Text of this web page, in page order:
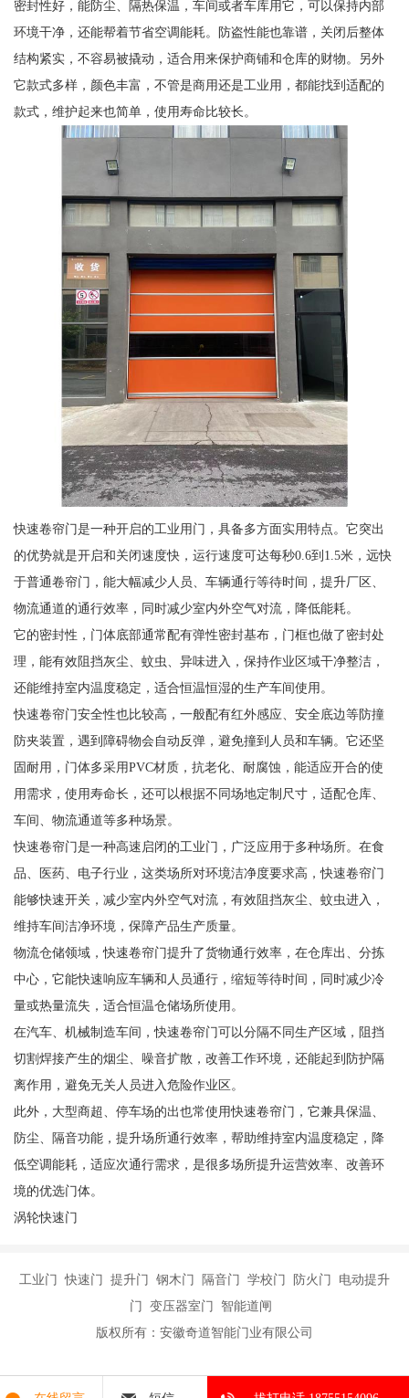
密封性好，能防尘、隔热保温，车间或者车库用它，可以保持内部
环境干净，还能帮着节省空调能耗。防盗性能也靠谱，关闭后整体
结构紧实，不容易被撬动，适合用来保护商铺和仓库的财物。另外
它款式多样，颜色丰富，不管是商用还是工业用，都能找到适配的
款式，维护起来也简单，使用寿命比较长。
快速卷帘门是一种开启的工业用门，具备多方面实用特点。它突出
的优势就是开启和关闭速度快，运行速度可达每秒0.6到1.5米，远快
于普通卷帘门，能大幅减少人员、车辆通行等待时间，提升厂区、
物流通道的通行效率，同时减少室内外空气对流，降低能耗。
它的密封性，门体底部通常配有弹性密封基布，门框也做了密封处
理，能有效阻挡灰尘、蚊虫、异味进入，保持作业区域干净整洁，
还能维持室内温度稳定，适合恒温恒湿的生产车间使用。
快速卷帘门安全性也比较高，一般配有红外感应、安全底边等防撞
防夹装置，遇到障碍物会自动反弹，避免撞到人员和车辆。它还坚
固耐用，门体多采用PVC材质，抗老化、耐腐蚀，能适应开合的使
用需求，使用寿命长，还可以根据不同场地定制尺寸，适配仓库、
车间、物流通道等多种场景。
快速卷帘门是一种高速启闭的工业门，广泛应用于多种场所。在食
品、医药、电子行业，这类场所对环境洁净度要求高，快速卷帘门
能够快速开关，减少室内外空气对流，有效阻挡灰尘、蚊虫进入，
维持车间洁净环境，保障产品生产质量。
物流仓储领域，快速卷帘门提升了货物通行效率，在仓库出、分拣
中心，它能快速响应车辆和人员通行，缩短等待时间，同时减少冷
量或热量流失，适合恒温仓储场所使用。
在汽车、机械制造车间，快速卷帘门可以分隔不同生产区域，阻挡
切割焊接产生的烟尘、噪音扩散，改善工作环境，还能起到防护隔
离作用，避免无关人员进入危险作业区。
此外，大型商超、停车场的出也常使用快速卷帘门，它兼具保温、
防尘、隔音功能，提升场所通行效率，帮助维持室内温度稳定，降
低空调能耗，适应次通行需求，是很多场所提升运营效率、改善环
境的优选门体。
涡轮快速门
工业门 快速门 提升门 钢木门 隔音门 学校门 防火门 电动提升
门 变压器室门 智能道闸
版权所有：安徽奇道智能门业有限公司